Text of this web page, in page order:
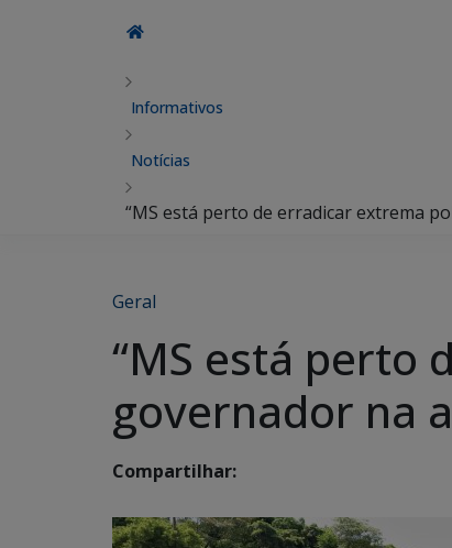
Informativos
Notícias
“MS está perto de erradicar extrema
Geral
“MS está perto
governador na
Compartilhar: